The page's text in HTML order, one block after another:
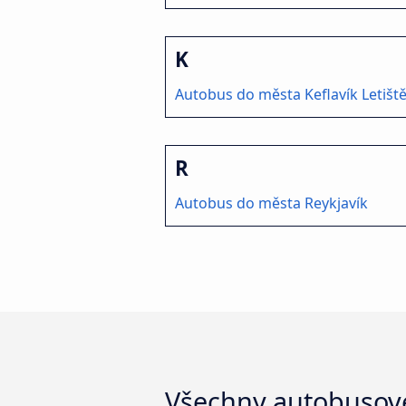
K
Autobus do města Keflavík Letiště
R
Autobus do města Reykjavík